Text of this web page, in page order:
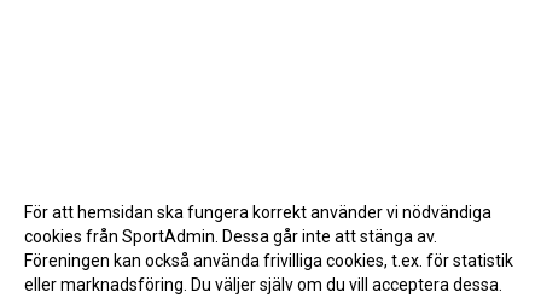
För att hemsidan ska fungera korrekt använder vi nödvändiga
cookies från SportAdmin. Dessa går inte att stänga av.
Föreningen kan också använda frivilliga cookies, t.ex. för statistik
eller marknadsföring. Du väljer själv om du vill acceptera dessa.